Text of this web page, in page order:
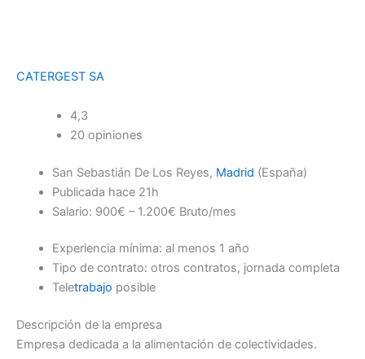
CATERGEST SA
4,3
20 opiniones
San Sebastián De Los Reyes, Madrid (España)
Publicada hace 21h
Salario: 900€ – 1.200€ Bruto/mes
Experiencia mínima: al menos 1 año
Tipo de contrato: otros contratos, jornada completa
Teletrabajo posible
Descripción de la empresa
Empresa dedicada a la alimentación de colectividades.